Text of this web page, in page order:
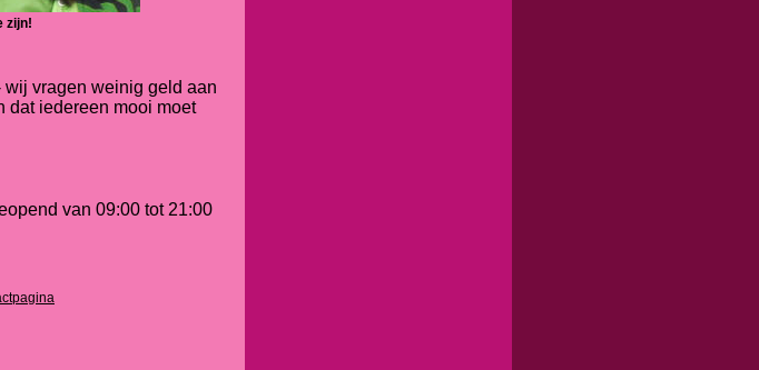
zijn!
vragen weinig geld aan
dat iedereen mooi moet
van 09:00 tot 21:00